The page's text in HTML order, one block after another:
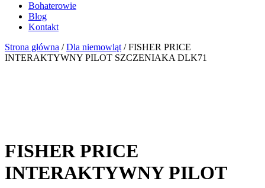
Bohaterowie
Blog
Kontakt
Strona główna /Dla niemowląt / FISHER PRICE
INTERAKTYWNY PILOT SZCZENIAKA DLK71
FISHER PRICE
INTERAKTYWNY PILOT